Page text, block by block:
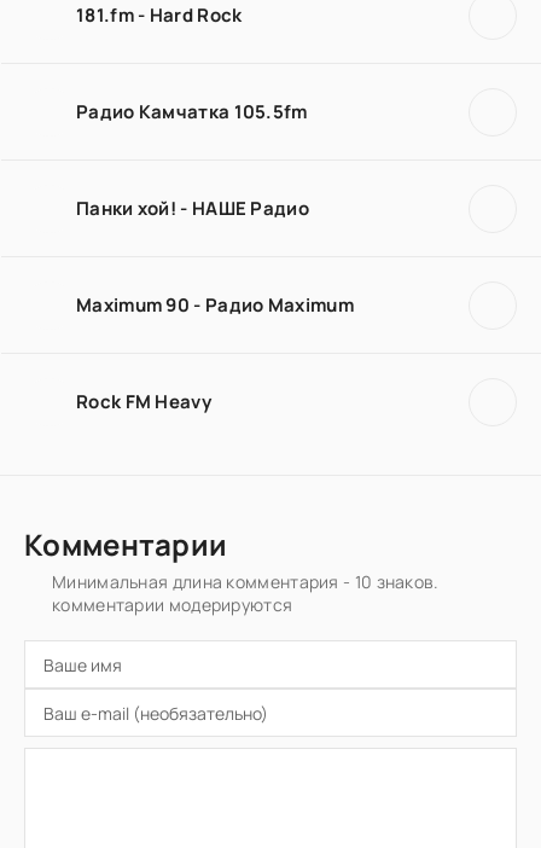
181.fm - Hard Rock
Радио Камчатка 105.5fm
Панки хой! - НАШЕ Радио
Maximum 90 - Радио Maximum
Rock FM Heavy
Комментарии
Минимальная длина комментария - 10 знаков.
комментарии модерируются